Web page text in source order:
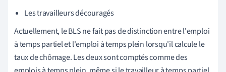
Les travailleurs découragés
Actuellement, le BLS ne fait pas de distinction entre l'emploi
à temps partiel et l'emploi à temps plein lorsqu'il calcule le
taux de chômage. Les deux sont comptés comme des